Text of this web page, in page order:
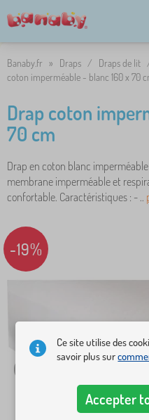
Banaby.fr » Draps / Draps de lit
coton imperméable - blanc 160 x 70
Drap coton
70 cm
Drap en coton blanc
membrane imperméable et
confortable. Caractéristiques : - ..
-19%
Ce site utilise des
savoir plus sur
Accepter